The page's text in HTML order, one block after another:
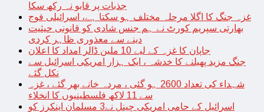
جذبات پر قابو نہ رکھ سکا
غزہ جنگ کا اگلا مرحلہ مختلف ہو سکتا ہے، اسرائیلی فوج
بھارتی سپریم کورٹ نے ہم جنس شادی کو قانونی حیثیت
دینے سے معذوری ظاہر کردی
جاپان کا غزہ کے لیے 10 ملین ڈالر امداد کا اعلان
جنگ مزید پھیلنے کا خدشہ ، ایک ہزار امریکی اسرائیل سے
نکل گئے
شہداء کی تعداد 2600 ہو گئی ، مردہ خانے بھر گئے ، غزہ
سے 11 لاکھ فلسطینیوں کا انخلاء
اسرائیل کے حامی امریکی چینل نے3 مسلمان اینکرز کو